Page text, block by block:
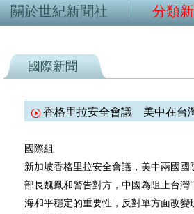
關於世紀新聞社 分類
國際新聞
香格里拉安全會議 美中在台
國際組
新加坡香格里拉安全會議，美中兩國
部長魏鳳和警告對方，中國為阻止台灣
海和平穩定的重要性，反對單方面改